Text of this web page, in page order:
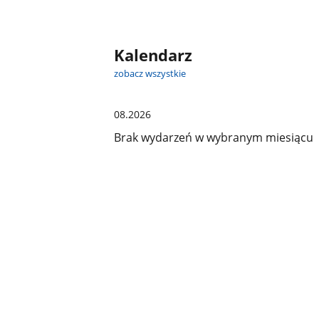
Kalendarz
zobacz wszystkie
08.2026
Brak wydarzeń w wybranym miesiącu